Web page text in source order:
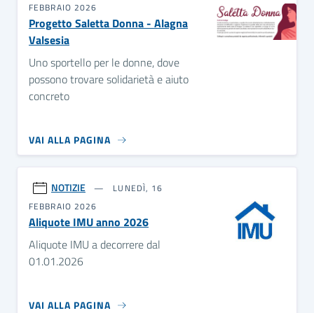
FEBBRAIO 2026
Progetto Saletta Donna - Alagna
Valsesia
Uno sportello per le donne, dove
possono trovare solidarietà e aiuto
concreto
VAI ALLA PAGINA
NOTIZIE
LUNEDÌ, 16
FEBBRAIO 2026
Aliquote IMU anno 2026
Aliquote IMU a decorrere dal
01.01.2026
VAI ALLA PAGINA